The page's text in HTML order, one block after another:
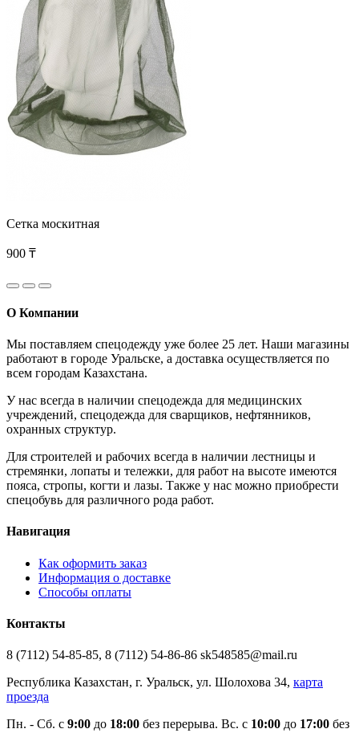
Сетка москитная
900 ₸
О Компании
Мы поставляем спецодежду уже более 25 лет. Наши магазины
работают в городе Уральске, а доставка осуществляется по
всем городам Казахстана.
У нас всегда в наличии спецодежда для медицинских
учреждений, спецодежда для сварщиков, нефтянников,
охранных структур.
Для строителей и рабочих всегда в наличии лестницы и
стремянки, лопаты и тележки, для работ на высоте имеются
пояса, стропы, когти и лазы. Также у нас можно приобрести
спецобувь для различного рода работ.
Навигация
Как оформить заказ
Информация о доставке
Способы оплаты
Контакты
8 (7112) 54-85-85, 8 (7112) 54-86-86 sk548585@mail.ru
Республика Казахстан, г. Уральск, ул. Шолохова 34, карта
проезда
Пн. - Cб. с 9:00 до 18:00 без перерыва. Вс. с 10:00 до 17:00 без